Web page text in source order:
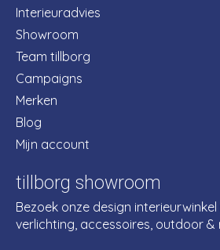
Interieuradvies
Showroom
Team tillborg
Campaigns
Merken
Blog
Mijn account
tillborg showroom
Bezoek onze design
verlichting, accessoires, outdoor